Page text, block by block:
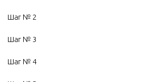
Шаг № 2
Шаг № 3
Шаг № 4